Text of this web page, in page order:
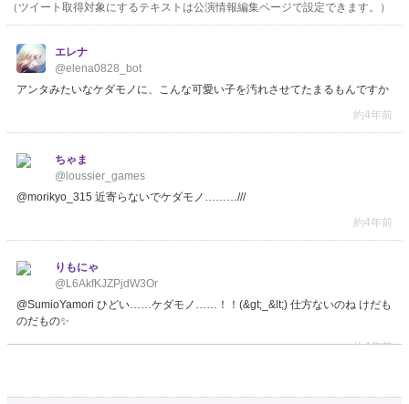
（ツイート取得対象にするテキストは公演情報編集ページで設定できます。）
エレナ
@elena0828_bot
アンタみたいなケダモノに、こんな可愛い子を汚れさせてたまるもんですか
約4年前
ちゃま
@loussier_games
@morikyo_315 近寄らないでケダモノ………///
約4年前
りもにゃ
@L6AkfKJZPjdW3Or
@SumioYamori ひどい……ケダモノ……！！(&gt;_&lt;) 仕方ないのね けだも
のだもの✨
約4年前